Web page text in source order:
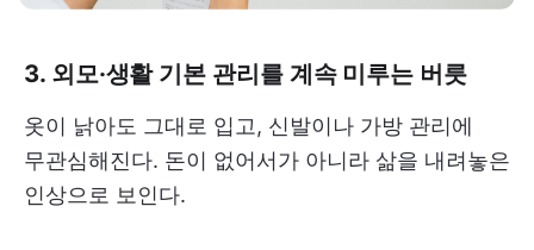
3. 외모·생활 기본 관리를 계속 미루는 버릇
옷이 낡아도 그대로 입고, 신발이나 가방 관리에
무관심해진다. 돈이 없어서가 아니라 삶을 내려놓은
인상으로 보인다.